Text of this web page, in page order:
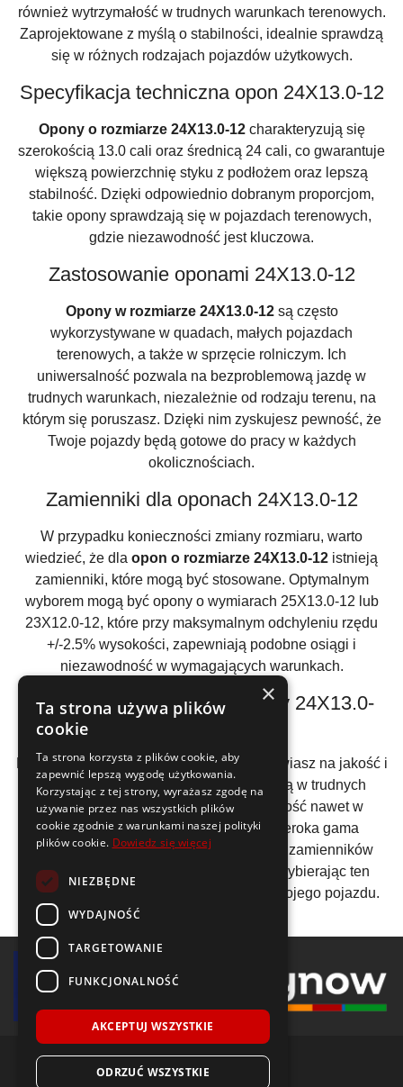
również wytrzymałość w trudnych warunkach terenowych.
Zaprojektowane z myślą o stabilności, idealnie sprawdzą
się w różnych rodzajach pojazdów użytkowych.
Specyfikacja techniczna opon 24X13.0-12
Opony o rozmiarze 24X13.0-12charakteryzują się
szerokością 13.0 cali oraz średnicą 24 cali, co gwarantuje
większą powierzchnię styku z podłożem oraz lepszą
stabilność. Dzięki odpowiednio dobranym proporcjom,
takie opony sprawdzają się w pojazdach terenowych,
gdzie niezawodność jest kluczowa.
Zastosowanie oponami 24X13.0-12
Opony w rozmiarze 24X13.0-12są często
wykorzystywane w quadach, małych pojazdach
terenowych, a także w sprzęcie rolniczym. Ich
uniwersalność pozwala na bezproblemową jazdę w
trudnych warunkach, niezależnie od rodzaju terenu, na
którym się poruszasz. Dzięki nim zyskujesz pewność, że
Twoje pojazdy będą gotowe do pracy w każdych
okolicznościach.
Zamienniki dla oponach 24X13.0-12
W przypadku konieczności zmiany rozmiaru, warto
wiedzieć, że dla opon o rozmiarze 24X13.0-12 istnieją
zamienniki, które mogą być stosowane. Optymalnym
wyborem mogą być opony o wymiarach 25X13.0-12 lub
23X12.0-12, które przy maksymalnym odchyleniu rzędu
+/-2.5% wysokości, zapewniają podobne osiągi i
niezawodność w wymagających warunkach.
Dlaczego warto wybrać opony 24X13.0-
Decydując się naopony 24X13.0-12
, stawiasz na jakość i
trwałość. To produkty, które nie zawodzą w trudnych
warunkach i oferują doskonałą wydajność nawet w
najbardziej wymagającym terenie. Szeroka gama
zastosowań oraz możliwość stosowania zamienników
tylko podkreśla ich wszechstronność. Wybierając ten
rozmiar, inwestujesz w niezawodność swojego pojazdu.
×
Ta strona używa plików
cookie
Ta strona korzysta z plików cookie, aby
zapewnić lepszą wygodę użytkowania.
Korzystając z tej strony, wyrażasz zgodę na
używanie przez nas wszystkich plików
cookie zgodnie z warunkami naszej polityki
plików cookie. Dowiedz się więcej
NIEZBĘDNE
WYDAJNOŚĆ
TARGETOWANIE
FUNKCJONALNOŚĆ
AKCEPTUJ WSZYSTKIE
ODRZUĆ WSZYSTKIE